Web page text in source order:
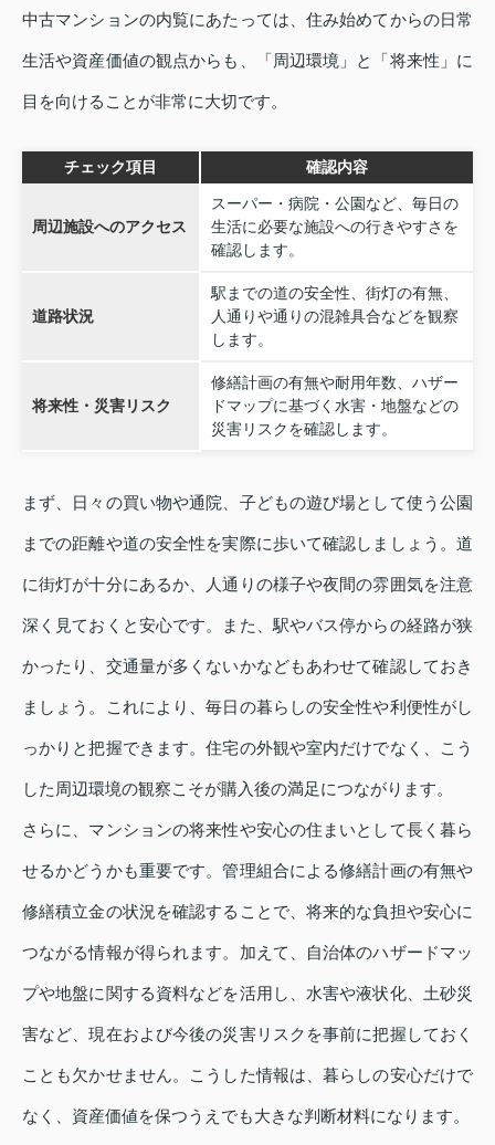
中古マンションの内覧にあたっては、住み始めてからの日常
生活や資産価値の観点からも、「周辺環境」と「将来性」に
目を向けることが非常に大切です。
チェック項目 確認内容
周辺施設へのアクセス
スーパー・病院・公園など、毎日の
生活に必要な施設への行きやすさを
確認します。
道路状況
駅までの道の安全性、街灯の有無、
人通りや通りの混雑具合などを観察
します。
将来性・災害リスク
修繕計画の有無や耐用年数、ハザー
ドマップに基づく水害・地盤などの
災害リスクを確認します。
まず、日々の買い物や通院、子どもの遊び場として使う公園
までの距離や道の安全性を実際に歩いて確認しましょう。道
に街灯が十分にあるか、人通りの様子や夜間の雰囲気を注意
深く見ておくと安心です。また、駅やバス停からの経路が狭
かったり、交通量が多くないかなどもあわせて確認しておき
ましょう。これにより、毎日の暮らしの安全性や利便性がし
っかりと把握できます。住宅の外観や室内だけでなく、こう
した周辺環境の観察こそが購入後の満足につながります。
さらに、マンションの将来性や安心の住まいとして長く暮ら
せるかどうかも重要です。管理組合による修繕計画の有無や
修繕積立金の状況を確認することで、将来的な負担や安心に
つながる情報が得られます。加えて、自治体のハザードマッ
プや地盤に関する資料などを活用し、水害や液状化、土砂災
害など、現在および今後の災害リスクを事前に把握しておく
ことも欠かせません。こうした情報は、暮らしの安心だけで
なく、資産価値を保つうえでも大きな判断材料になります。